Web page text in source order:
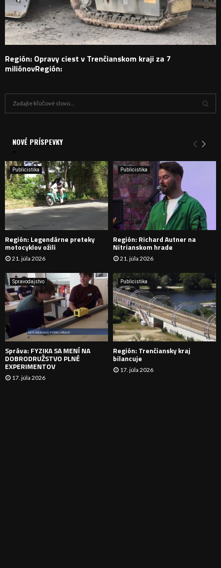
Región: Opravy ciest v Trenčianskom kraji za 7
miliónovRegión:
i
e
:
Y
H
D
A
N
I
E
NOVÉ PRÍSPEVKY
Publicistika
Región: Legendárne preteky
motocyklov ožili
21. júla 2026
Publicistika
Región: Richard Autner na
Nitrianskom hrade
21. júla 2026
Spravodajstvo
Správa: FYZIKA SA MENÍ NA
DOBRODRUŽSTVO PLNÉ
EXPERIMENTOV
17. júla 2026
Publicistika
Región: Trenčiansky kraj
bilancuje
17. júla 2026